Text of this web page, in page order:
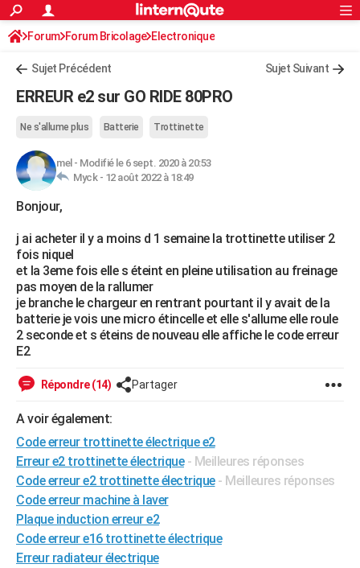
ACTUALITÉS
Politique
Société
Faits Divers
Education
Monde
Villes
+
AUTO
Essais
Réserver un essai
Citadines
Berlines
SUV
Forum auto
+HIGH-TECH
Mobiles
Meilleur smartphone
Internet
Ordinateurs
Jeux vidéo
Guide high-tech
+BRICOLAGE
Forum
Aménagement intérieur
Extérieur
Cuisine
Salle de bains
Jardinage
Rangement
WEEK-END
Guides de France
Escapades
Patrimoine
Expositions
Musées
Week-end nature
+LIFESTYLE
Art de vivre
Bien-être
Loisirs
Mode
Modes de vie
SANTE
Alimentation
Guide de la santé
Maladies
Médicaments
Sommeil
VOYAGE
Destinations
City break
Voyage nature
Voyage de noces
Forum
Climat
PHOTO
GUIDES D'ACHAT
BONS PLANS
CARTE DE VOEUX
Carte de Noël
Carte Bonne année
Carte Saint-Valentin
Carte Pâques
Carte d'anniversaire
DICTIONNAIRE
Dictionnaire
Biographies
Citations
Expressions
Proverbes
PROGRAMME TV
S'inscrire
Connexion
Forum Forum Bricolage Electronique
Sujet Précédent Sujet Suivant
ERREUR e2 sur GO RIDE 80PRO
Ne s'allume plus Batterie Trottinette
mel - Modifié le 6 sept. 2020 à 20:53
Myck - 12 août 2022 à 18:49
Bonjour,
j ai acheter il y a moins d 1 semaine la trottinette utiliser 2
fois niquel
et la 3eme fois elle s éteint en pleine utilisation au freinage
pas moyen de la rallumer
je branche le chargeur en rentrant pourtant il y avait de la
batterie je vois une micro étincelle et elle s'allume elle roule
2 seconde et s éteins de nouveau elle affiche le code erreur
E2
Répondre (14) Partager
A voir également:
Code erreur trottinette électrique e2
Erreur e2 trottinette électrique - Meilleures réponses
Code erreur e2 trottinette électrique - Meilleures réponses
Code erreur machine à laver
Plaque induction erreur e2
Code erreur e16 trottinette électrique
Erreur radiateur électrique